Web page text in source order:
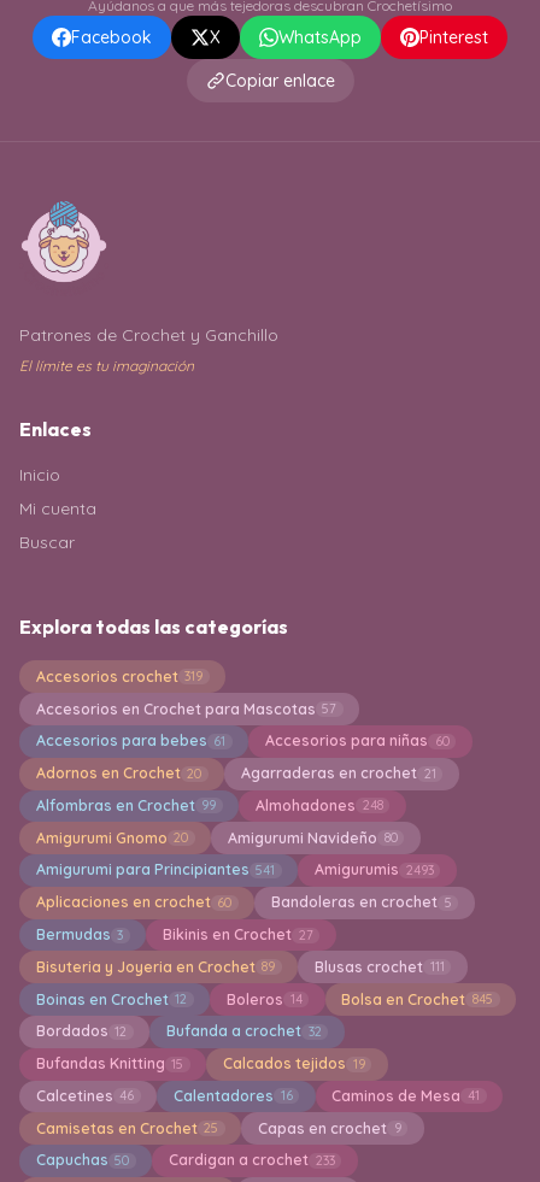
Ayúdanos a que más tejedoras descubran Crochetísimo
Facebook X WhatsApp
Pinterest
Copiar enlace
Patrones de Crochet y Ganchillo
El límite es tu imaginación
Enlaces
Inicio
Mi cuenta
Buscar
Explora todas las categorías
Accesorios crochet 319
Accesorios en Crochet para Mascotas 57
Accesorios para bebes 61 Accesorios para niñas 60
Adornos en Crochet 20 Agarraderas en crochet 21
Alfombras en Crochet 99 Almohadones 248
Amigurumi Gnomo 20 Amigurumi Navideño 80
Amigurumi para Principiantes 541 Amigurumis 2493
Aplicaciones en crochet 60 Bandoleras en crochet 5
Bermudas 3 Bikinis en Crochet 27
Bisuteria y Joyeria en Crochet 89 Blusas crochet 111
Boinas en Crochet 12 Boleros 14 Bolsa en Crochet 845
Bordados 12 Bufanda a crochet 32
Bufandas Knitting 15 Calcados tejidos 19
Calcetines 46 Calentadores 16 Caminos de Mesa 41
Camisetas en Crochet 25 Capas en crochet 9
Capuchas 50 Cardigan a crochet 233